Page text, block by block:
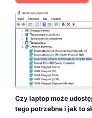
Czy laptop może
tego potrzebne i jak to